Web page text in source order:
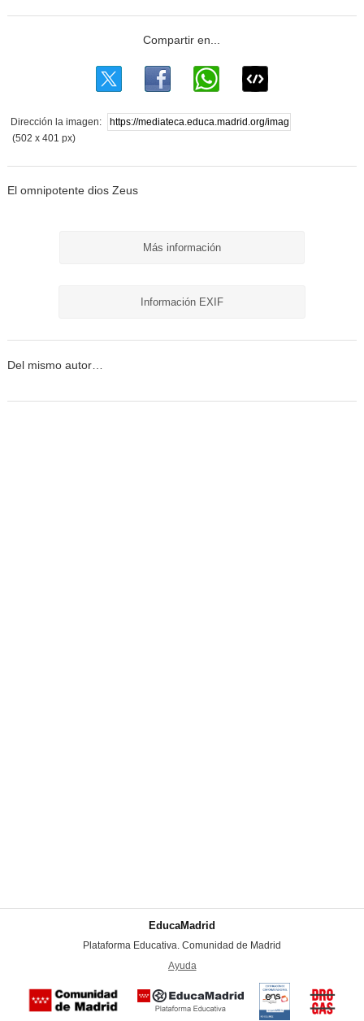
Dirección la imagen:
(502 x 401 px)
El omnipotente dios Zeus
Más información
Información EXIF
Del mismo autor…
EducaMadrid
Plataforma Educativa. Comunidad de Madrid
Ayuda
Certificación
conformidad
con el
del